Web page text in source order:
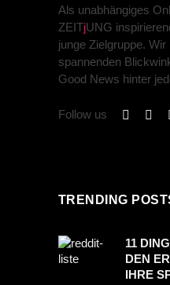
Als unabhängiges
ZEITjUNG
junge Zielgruppe.
spannenden
Good News hinter
Follow us
TRENDING
11
DEN
IHRE